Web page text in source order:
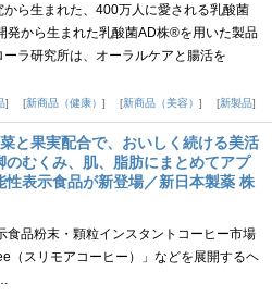
から生まれた、400万人に愛される乳酸菌
から生まれた乳酸菌AD株®を用いた製品
ラ研究所は、オーラルケアと腸活を
新商品（健康） 新商品（美容） 新製品
と果実配合で、おいしく続ける美活
のむくみ、肌、脂肪にまとめてアプ
性表示食品が新登場／新日本製薬 株
食品粉末・顆粒インスタントコーヒー市場
スリモアコーヒー）」などを展開するヘ